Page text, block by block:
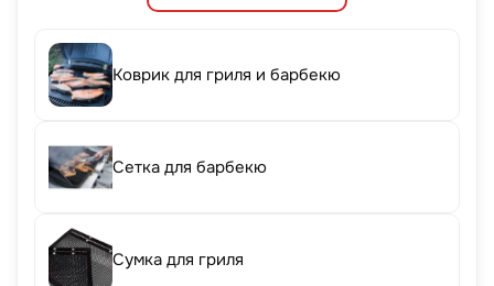
Коврик для гриля и барбекю
Сетка для барбекю
Сумка для гриля